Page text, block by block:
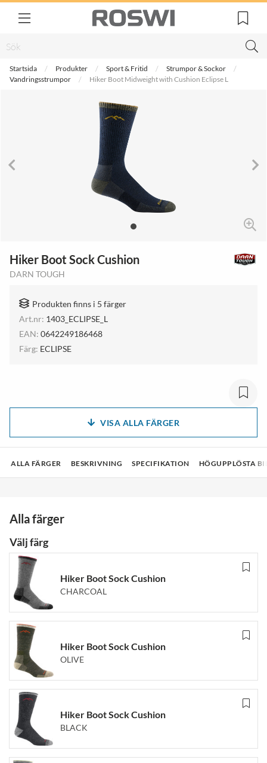
Startsida Produkter Sport & Fritid
Strumpor & Sockor
Vandringsstrumpor
Hiker Boot Midweight with Cushion Eclipse L
Hiker Boot Sock Cushion
DARN TOUGH
Produkten finns i 5 färger
Art.nr: 1403_ECLIPSE_L
EAN: 0642249186468
Färg: ECLIPSE
VISA ALLA FÄRGER
ALLA FÄRGER BESKRIVNING SPECIFIKATION HÖGUPPLÖSTA
Alla färger
Välj färg
Hiker Boot Sock Cushion
CHARCOAL
Hiker Boot Sock Cushion
OLIVE
Hiker Boot Sock Cushion
BLACK